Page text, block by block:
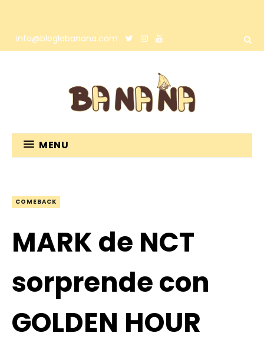
info@bloglabanana.com
MENU
COMEBACK
MARK de NCT
sorprende con
GOLDEN HOUR